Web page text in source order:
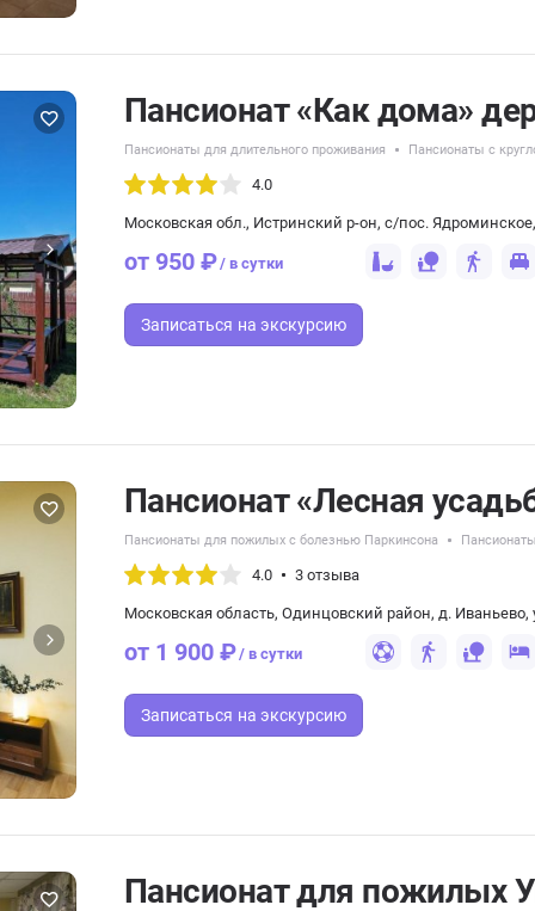
Пансионат «Как дома»
Пансионаты для длительного проживания Пансионаты с
4.0
Московская обл., Истринский р-он, с/пос.
от 950 ₽/ в сутки
Записаться на экскурсию
Пансионат «Лесная
Пансионаты для пожилых с болезнью Паркинсона
4.0 3 отзыва
Московская область, Одинцовский район, д. Иваньево,
от 1 900 ₽/ в сутки
Записаться на экскурсию
Пансионат для пожилых